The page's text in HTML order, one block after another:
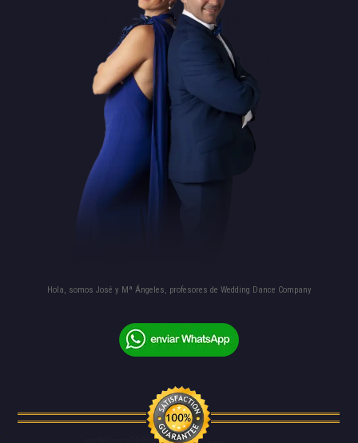
Hola, somos José y Mª Ángeles, profesores de Wedding Dance Company